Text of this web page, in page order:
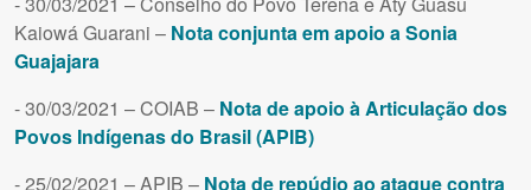
Kaiowá Guarani – Nota conjunta em apoio a Sonia
Guajajara
- 30/03/2021 – COIAB – Nota de apoio à Articulação dos
Povos Indígenas do Brasil (APIB)
- 25/02/2021 – APIB – Nota de repúdio ao ataque contra